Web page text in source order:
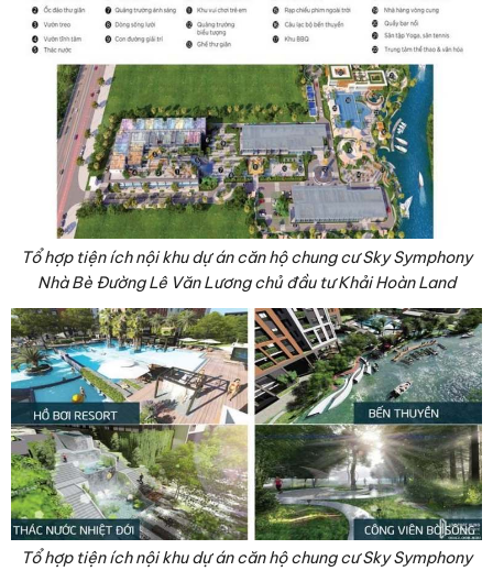
Tổ hợp tiện ích nội khu dự án căn hộ chung cư Sky Symphony
Nhà Bè Đường Lê Văn Lương chủ đầu tư Khải Hoàn Land
Tổ hợp tiện ích nội khu dự án căn hộ chung cư Sky Symphony